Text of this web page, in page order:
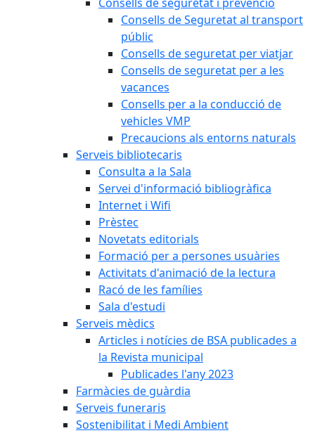
Consells de Seguretat al transport
públic
Consells de seguretat per viatjar
Consells de seguretat per a les
vacances
Consells per a la conducció de
vehicles VMP
Precaucions als entorns naturals
Serveis bibliotecaris
Consulta a la Sala
Servei d'informació bibliogràfica
Internet i Wifi
Prèstec
Novetats editorials
Formació per a persones usuàries
Activitats d'animació de la lectura
Racó de les famílies
Sala d'estudi
Serveis mèdics
Articles i notícies de BSA publicades a
la Revista municipal
Publicades l'any 2023
Farmàcies de guàrdia
Serveis funeraris
Sostenibilitat i Medi Ambient